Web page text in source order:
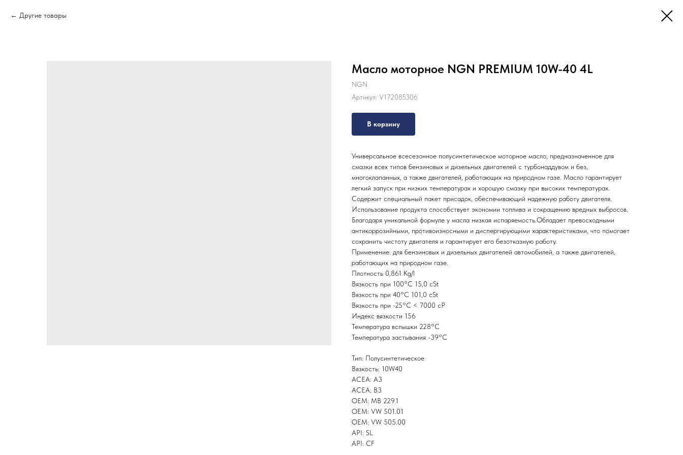
Другие товары
Масло моторное NGN PREMIUM 10W-40 4L
NGN
Артикул: V172085306
В корзину
Универсальное всесезонное полусинтетическое моторное масло, предназначенное для
смазки всех типов бензиновых и дизельных двигателей с турбонаддувом и без,
многоклапанных, а также двигателей, работающих на природном газе. Масло гарантирует
легкий запуск при низких температурах и хорошую смазку при высоких температурах.
Содержит специальный пакет присадок, обеспечивающий надежную работу двигателя.
Использование продукта способствует экономии топлива и сокращению вредных выбросов.
Благодаря уникальной формуле у масла низкая испаряемость.Обладает превосходными
антикоррозийными, противоизносными и диспергирующими характеристиками, что помогает
сохранить чистоту двигателя и гарантирует его безотказную работу.
Применение: для бензиновых и дизельных двигателей автомобилей, а также двигателей,
работающих на природном газе.
Плотность 0,861 Kg/l
Вязкость при 100°С 15,0 cSt
Вязкость при 40°С 101,0 cSt
Вязкость при -25°С < 7000 cP
Индекс вязкости 156
Температура вспышки 228°С
Температура застывания -39°С
Тип: Полусинтетическое
Вязкость: 10W40
ACEA: A3
ACEA: B3
OEM: MB 229.1
OEM: VW 501.01
OEM: VW 505.00
API: SL
API: CF